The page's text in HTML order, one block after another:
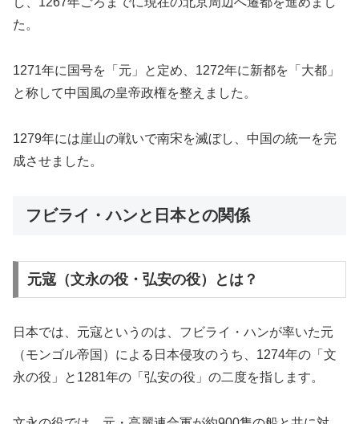
た。
1271年に国号を「元」と定め、1272年に新都を「大都」
と称して中国風の皇帝政権を整えました。
1279年には崖山の戦いで南宋を滅ぼし、中国の統一を完
成させました。
フビライ・ハンと日本との関係
元寇（文永の役・弘安の役）とは？
日本では、元寇というのは、フビライ・ハンが率いた元
（モンゴル帝国）による日本侵攻のうち、1274年の「文
永の役」と1281年の「弘安の役」の二度を指します。